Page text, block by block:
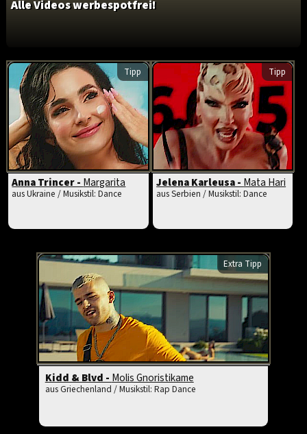
Alle Videos werbespotfrei!
Tipp
Anna Trincer - Margarita
aus Ukraine / Musikstil: Dance
Tipp
Jelena Karleusa - Mata Hari
aus Serbien / Musikstil: Dance
Extra Tipp
Kidd & Blvd - Molis Gnoristikame
aus Griechenland / Musikstil: Rap Dance